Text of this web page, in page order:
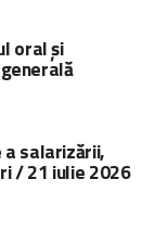
oral și
salarizării,
/ 21 iulie 2026